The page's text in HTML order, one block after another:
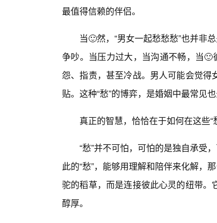
最值得信赖的伴侣。
当🙂然，“男女一起愁愁愁”也并非
争吵。当压力过大，当沟通不畅，当
怨、指责，甚至冷战。男人可能会觉
贴。这种“愁”的博弈，是婚姻中最常见
真正的智慧，恰恰在于如何在这些
“愁”并不可怕，可怕的是独自承受
此的“愁”，能够用理解和陪伴来化解，
驼的稻草，而是连接彼此心灵的纽带
醇厚。